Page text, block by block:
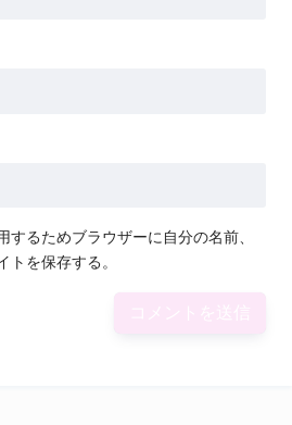
するためブラウザーに自分の名前、
トを保存する。